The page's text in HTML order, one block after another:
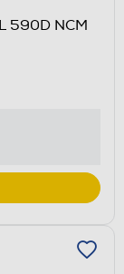
590D NCM